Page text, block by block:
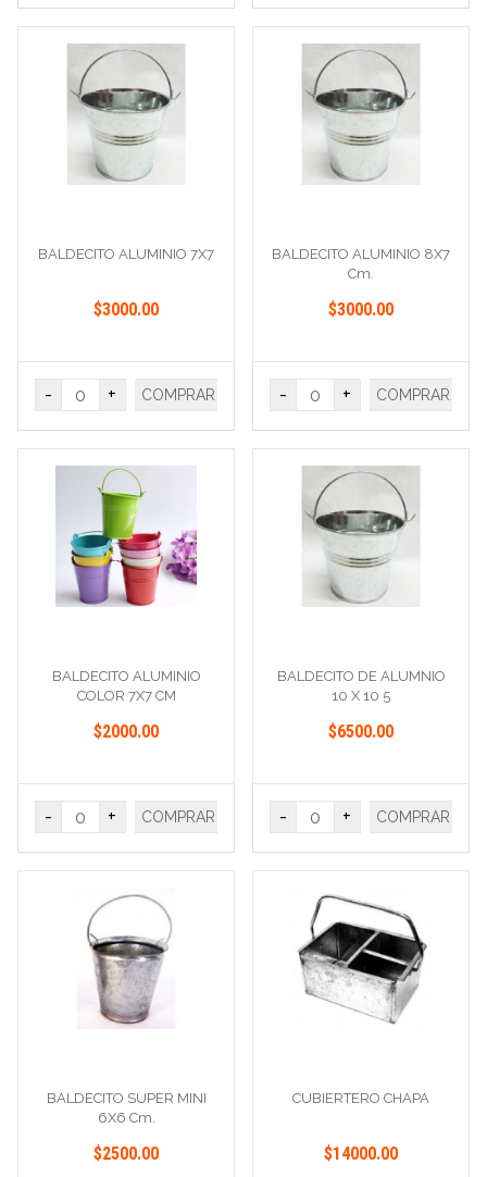
BALDECITO ALUMINIO 7X7
$3000.00
- + COMPRAR
BALDECITO ALUMINIO 8X7
Cm.
$3000.00
- + COMPRAR
BALDECITO ALUMINIO
COLOR 7X7 CM
$2000.00
- + COMPRAR
BALDECITO DE ALUMNIO
10 X 10 5
$6500.00
- + COMPRAR
BALDECITO SUPER MINI
6X6 Cm.
$2500.00
CUBIERTERO CHAPA
$14000.00